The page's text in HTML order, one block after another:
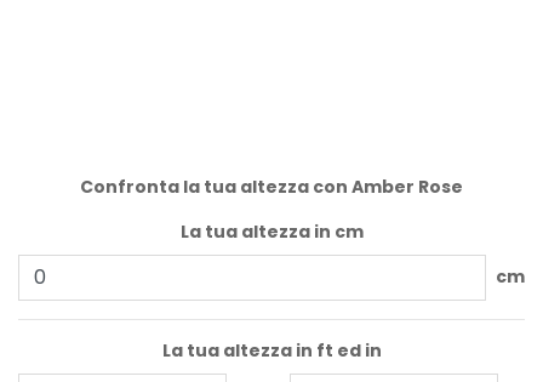
Confronta la tua altezza con Amber Rose
La tua altezza in cm
cm
La tua altezza in ft ed in